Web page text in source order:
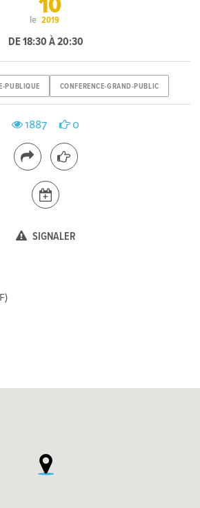
le 2019
DE 18:30 À 20:30
PUBLIQUE CONFERENCE-GRAND-PUBLIC
1887 0
SIGNALER